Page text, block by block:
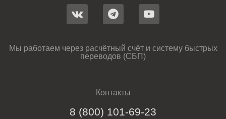
Мы работаем через расчётный счёт и систему быстрых
переводов (СБП)
Контакты
8 (800) 101-69-23